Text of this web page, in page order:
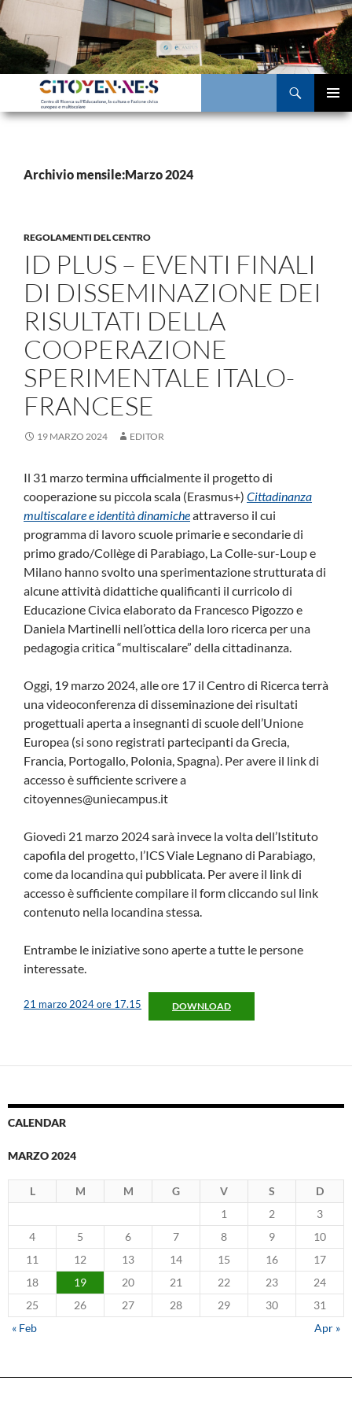
Vai
al
contenuto
MENU
Archivio mensile:Marzo 2024
REGOLAMENTI DEL CENTRO
ID PLUS – EVENTI FINALI
DI DISSEMINAZIONE DEI
RISULTATI DELLA
COOPERAZIONE
SPERIMENTALE ITALO-
FRANCESE
19 MARZO 2024 EDITOR
Il 31 marzo termina ufficialmente il progetto di
cooperazione su piccola scala (Erasmus+) Cittadinanza
multiscalare e identità dinamicheattraverso il cui
programma di lavoro scuole primarie e secondarie di
primo grado/Collège di Parabiago, La Colle-sur-Loup e
Milano hanno svolto una sperimentazione strutturata di
alcune attività didattiche qualificanti il curricolo di
Educazione Civica elaborato da Francesco Pigozzo e
Daniela Martinelli nell’ottica della loro ricerca per una
pedagogia critica “multiscalare” della cittadinanza.
Oggi, 19 marzo 2024, alle ore 17 il Centro di Ricerca terrà
una videoconferenza di disseminazione dei risultati
progettuali aperta a insegnanti di scuole dell’Unione
Europea (si sono registrati partecipanti da Grecia,
Francia, Portogallo, Polonia, Spagna). Per avere il link di
accesso è sufficiente scrivere a
citoyennes@uniecampus.it
Giovedì 21 marzo 2024 sarà invece la volta dell’Istituto
capofila del progetto, l’ICS Viale Legnano di Parabiago,
come da locandina qui pubblicata. Per avere il link di
accesso è sufficiente compilare il form cliccando sul link
contenuto nella locandina stessa.
Entrambe le iniziative sono aperte a tutte le persone
interessate.
21 marzo 2024 ore 17.15 DOWNLOAD
CALENDAR
MARZO 2024
L M M G V S
D
1
2
3
4
5 6 7 8 9
10
11
12 13 14 15 16
17
18
19 20 21 22 23
24
25
26 27 28 29 30
31
« Feb
Apr »